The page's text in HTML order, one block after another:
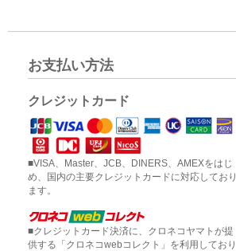
お支払い方法
クレジットカード
■VISA、Master、JCB、DINERS、AMEXをはじ
め、国内の主要クレジットカードに対応しており
ます。
■クレジットカード決済に、クロネコヤマトが提
供する「クロネコwebコレクト」を利用しており